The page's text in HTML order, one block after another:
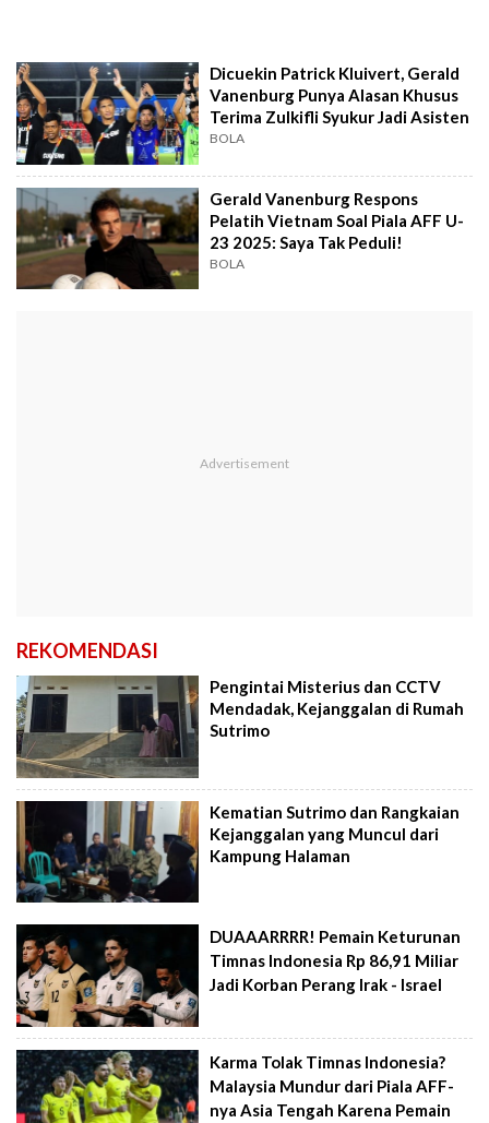
Dicuekin Patrick Kluivert, Gerald
Vanenburg Punya Alasan Khusus
Terima Zulkifli Syukur Jadi Asisten
BOLA
Gerald Vanenburg Respons
Pelatih Vietnam Soal Piala AFF U-
23 2025: Saya Tak Peduli!
BOLA
REKOMENDASI
Pengintai Misterius dan CCTV
Mendadak, Kejanggalan di Rumah
Sutrimo
Kematian Sutrimo dan Rangkaian
Kejanggalan yang Muncul dari
Kampung Halaman
DUAAARRRR! Pemain Keturunan
Timnas Indonesia Rp 86,91 Miliar
Jadi Korban Perang Irak - Israel
Karma Tolak Timnas Indonesia?
Malaysia Mundur dari Piala AFF-
nya Asia Tengah Karena Pemain